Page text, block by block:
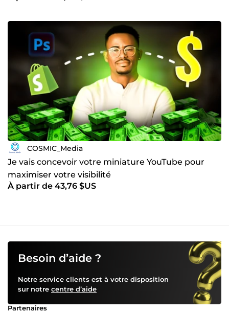
COSMIC_Media
Je vais concevoir votre miniature YouTube pour
maximiser votre visibilité
À partir de 43,76 $US
Besoin d’aide ?
Notre service clients est à votre disposition
sur notre centre d’aide
Partenaires